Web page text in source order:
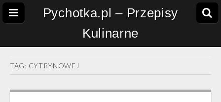
Pychotka.pl – Przepisy
Kulinarne
TAG: CYTRYNOWEJ